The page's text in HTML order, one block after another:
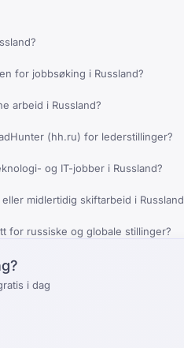
for jobbsøking i Russland?
arbeid i Russland?
(hh.ru) for lederstillinger?
og IT-jobber i Russland?
midlertidig skiftarbeid i
for russiske og globale stillinger?
i dag